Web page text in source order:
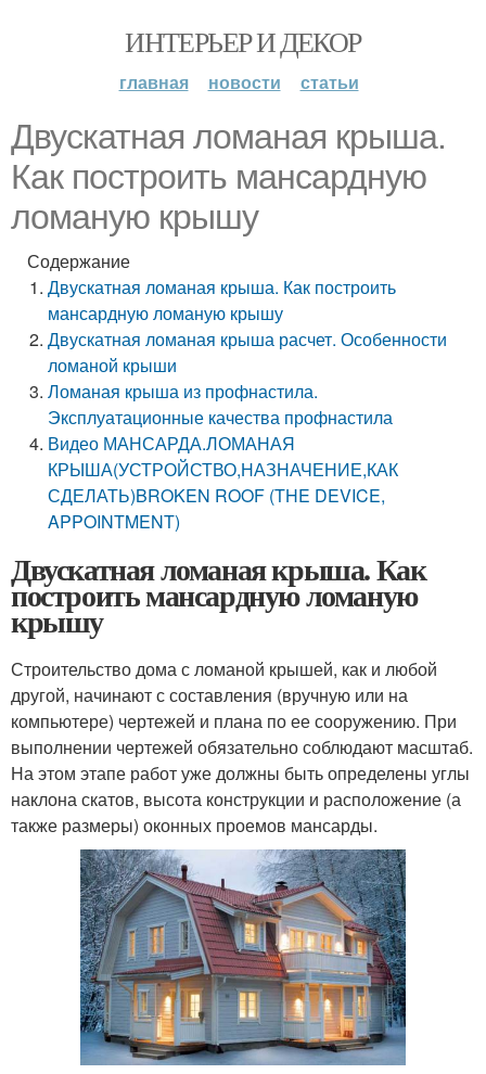
ИНТЕРЬЕР И ДЕКОР
главная новости статьи
Двускатная ломаная крыша.
Как построить мансардную
ломаную крышу
Содержание
Двускатная ломаная крыша. Как построить
мансардную ломаную крышу
Двускатная ломаная крыша расчет. Особенности
ломаной крыши
Ломаная крыша из профнастила.
Эксплуатационные качества профнастила
Видео МАНСАРДА.ЛОМАНАЯ
КРЫША(УСТРОЙСТВО,НАЗНАЧЕНИЕ,КАК
СДЕЛАТЬ)BROKEN ROOF (THE DEVICE,
APPOINTMENT)
Двускатная ломаная крыша. Как
построить мансардную ломаную
крышу
Строительство дома с ломаной крышей, как и любой
другой, начинают с составления (вручную или на
компьютере) чертежей и плана по ее сооружению. При
выполнении чертежей обязательно соблюдают масштаб.
На этом этапе работ уже должны быть определены углы
наклона скатов, высота конструкции и расположение (а
также размеры) оконных проемов мансарды.